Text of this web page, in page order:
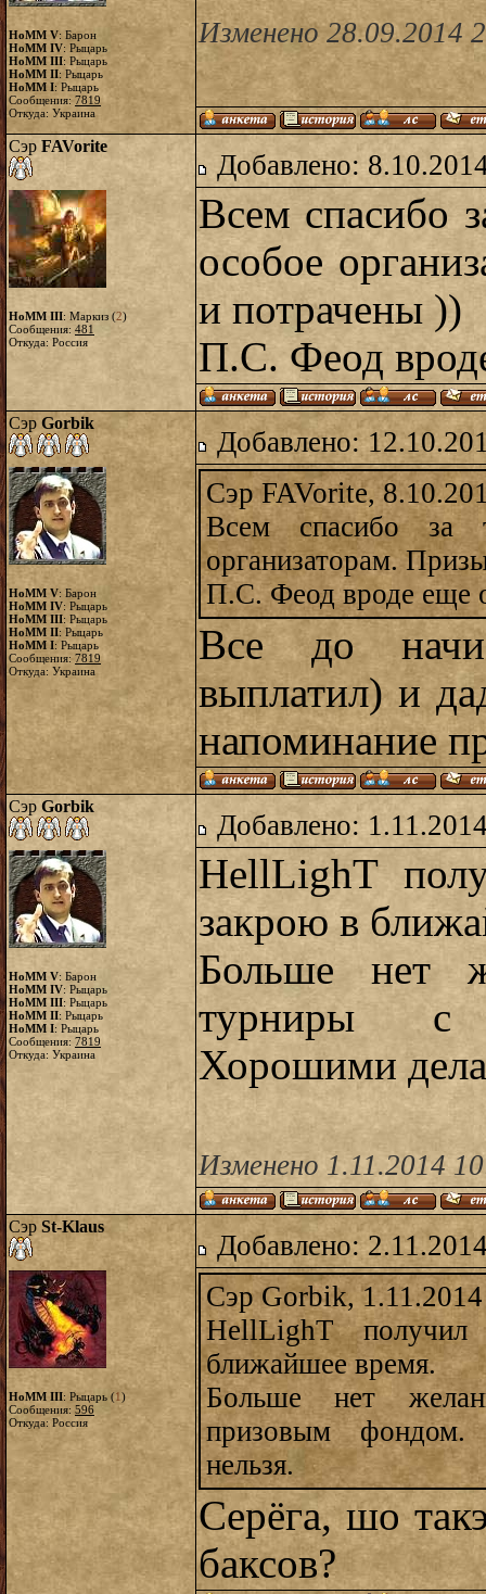
HoMM V: Барон
HoMM IV: Рыцарь
HoMM III: Рыцарь
HoMM II: Рыцарь
HoMM I: Рыцарь
Сообщения: 7819
Откуда: Украина
Изменено 28.09.2014
Сэр FAVorite
HoMM III: Маркиз (2)
Сообщения: 481
Откуда: Россия
Добавлено:
Всем спасибо
особое
и потрачены ))
П.С. Феод
Сэр Gorbik
HoMM V: Барон
HoMM IV: Рыцарь
HoMM III: Рыцарь
HoMM II: Рыцарь
HoMM I: Рыцарь
Сообщения: 7819
Откуда: Украина
Добавлено:
Сэр FAVorite,
Всем спасибо за
организаторам.
П.С. Феод вроде еще
Все до
выплатил) и
напоминание
Сэр Gorbik
HoMM V: Барон
HoMM IV: Рыцарь
HoMM III: Рыцарь
HoMM II: Рыцарь
HoMM I: Рыцарь
Сообщения: 7819
Откуда: Украина
Добавлено:
HellLighT
закрою в
Больше нет
турниры с
Хорошими
Изменено 1.11.2014
Сэр St-Klaus
HoMM III: Рыцарь (1)
Сообщения: 596
Откуда: Россия
Добавлено:
Сэр Gorbik,
HellLighT
ближайшее время.
Больше нет
призовым фондом.
нельзя.
Серёга, шо
баксов?